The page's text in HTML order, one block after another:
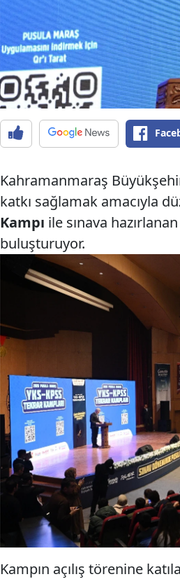
Kahramanmaraş
katkı sağlamak amacıyla
Kampı ile sınava
buluşturuyor.
Kampın açılış törenine